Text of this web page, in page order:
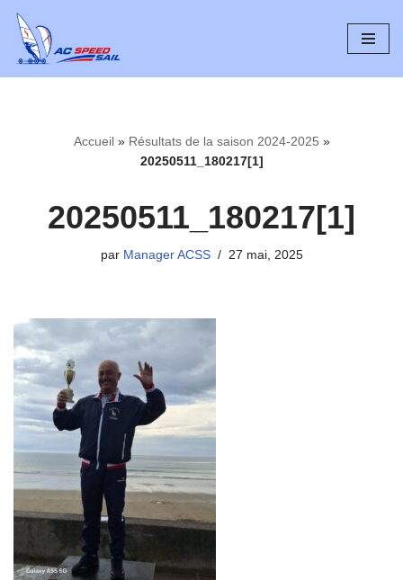
Aller
au
Accueil» Résultats de la saison 2024-2025 »
20250511_180217[1]
20250511_180217[1]
par Manager ACSS 27 mai, 2025